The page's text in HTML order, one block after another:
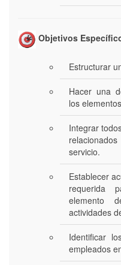
Objetivos
Estructurar
Hacer una
los
Integrar
servicio.
Establecer
requerida
elemento
actividades
Identificar
empleados